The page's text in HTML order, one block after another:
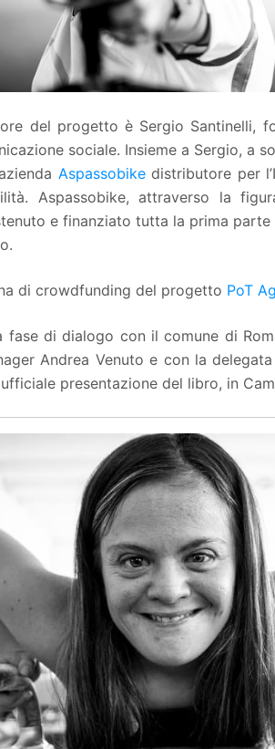
del progetto è Sergio Santinelli,
sociale. Insieme a Sergio, a
Aspassobikedistributore per
Aspassobike, attraverso la
e finanziato tutta la prima
di crowdfunding del progetto PoT
fase di dialogo con il comune di
Andrea Venuto e con la
presentazione del libro, in